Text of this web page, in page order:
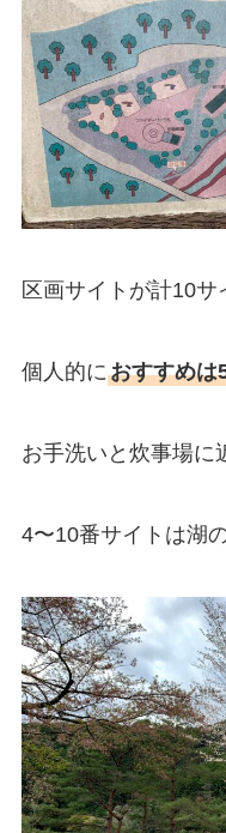
区画サイトが計10サ
個人的におすすめは
お手洗いと炊事場に
4〜10番サイトは湖